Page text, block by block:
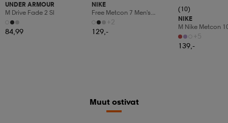
UNDER ARMOUR
M Drive Fade 2 Sl
84,99
NIKE
Free Metcon 7 Men's
Workout
+2
129,-
(10)
NIKE
M Nike Metcon
+5
139,-
Muut ostivat